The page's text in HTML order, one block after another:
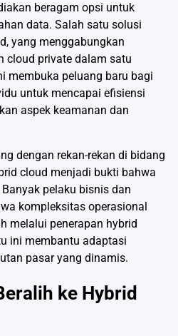
beragam opsi untuk
data. Salah satu solusi
yang menggabungkan
cloud private dalam satu
membuka peluang baru bagi
untuk mencapai efisiensi
aspek keamanan dan
dengan rekan-rekan di bidang
cloud menjadi bukti bahwa
pelaku bisnis dan
kompleksitas operasional
melalui penerapan hybrid
ini membantu adaptasi
pasar yang dinamis.
ke Hybrid